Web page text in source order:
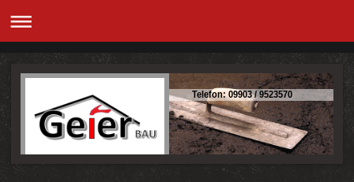
Telefon: 09903 / 9523570